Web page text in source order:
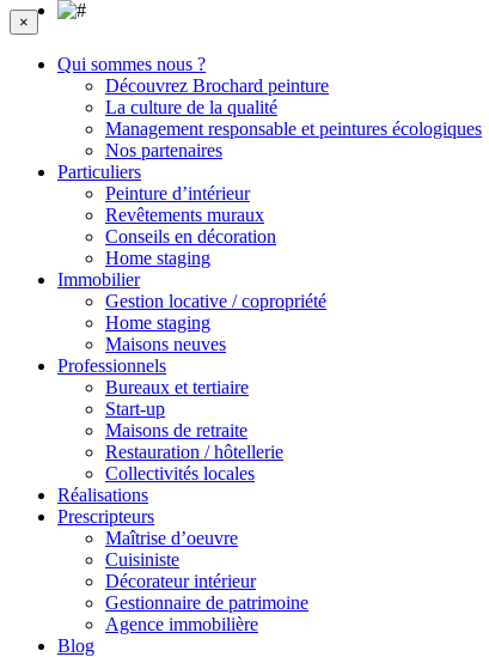
×
Qui sommes nous ?
Découvrez Brochard peinture
La culture de la qualité
Management responsable et peintures écologiques
Nos partenaires
Particuliers
Peinture d’intérieur
Revêtements muraux
Conseils en décoration
Home staging
Immobilier
Gestion locative / copropriété
Home staging
Maisons neuves
Professionnels
Bureaux et tertiaire
Start-up
Maisons de retraite
Restauration / hôtellerie
Collectivités locales
Réalisations
Prescripteurs
Maîtrise d’oeuvre
Cuisiniste
Décorateur intérieur
Gestionnaire de patrimoine
Agence immobilière
Blog